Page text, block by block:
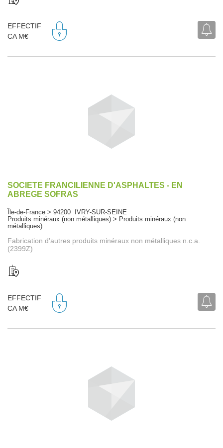
EFFECTIF
CA M€
SOCIETE FRANCILIENNE D'ASPHALTES - EN
ABREGE SOFRAS
Île-de-France > 94200 IVRY-SUR-SEINE
Produits minéraux (non métalliques) > Produits minéraux (non
métalliques)
Fabrication d'autres produits minéraux non métalliques n.c.a.
(2399Z)
EFFECTIF
CA M€